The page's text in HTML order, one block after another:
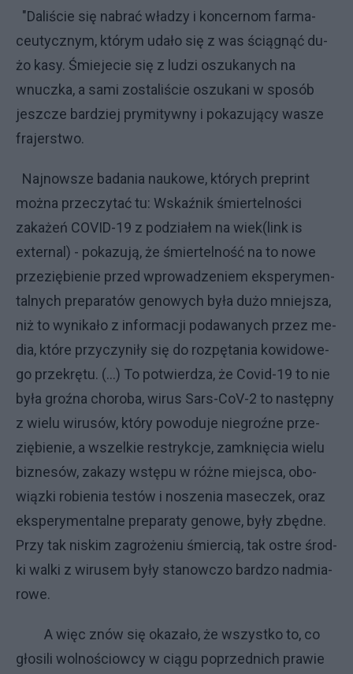
"Da­li­ście się na­brać wła­dzy i kon­cer­nom far­ma­
ceu­tycz­nym, któ­rym uda­ło się z was ścią­gnąć du­
żo ka­sy. Śmie­je­cie się z lu­dzi oszu­ka­ny­ch na
wnucz­ka, a sa­mi zo­sta­li­ście oszu­ka­ni w spo­sób
jesz­cze bar­dziej pry­mi­tyw­ny i po­ka­zu­ją­cy wa­sze
fra­jer­stwo.
Najnowsze badania naukowe, których preprint
można przeczytać tu: Wskaźnik śmiertelności
zakażeń COVID-19 z podziałem na wiek(link is
external) - pokazują, że śmier­tel­no­ść na to no­we
prze­zię­bie­nie przed wpro­wa­dze­niem eks­pe­ry­men­
tal­ny­ch pre­pa­ra­tów ge­no­wy­ch by­ła du­żo mniej­sza,
niż to wy­ni­ka­ło z in­for­ma­cji po­da­wa­ny­ch przez me­
dia, któ­re przy­czy­ni­ły się do roz­pę­ta­nia ko­wi­do­we­
go prze­krę­tu. (...) To po­twier­dza, że Co­vid-19 to nie
by­ła groź­na cho­ro­ba, wi­rus Sars-CoV-2 to na­stęp­ny
z wie­lu wi­ru­sów, któ­ry po­wo­du­je nie­groź­ne prze­
zię­bie­nie, a wszel­kie re­stryk­cje, za­mknię­cia wie­lu
biz­ne­sów, za­ka­zy wstę­pu w róż­ne miej­sca, obo­
wiąz­ki ro­bie­nia te­stów i no­sze­nia ma­se­czek, oraz
eks­pe­ry­men­tal­ne pre­pa­ra­ty ge­no­we, by­ły zbęd­ne.
Przy tak ni­skim za­gro­że­niu śmier­cią, tak ostre środ­
ki wal­ki z wi­ru­sem by­ły sta­now­czo bar­dzo nad­mia­
ro­we.
A więc znów się oka­za­ło, że wszyst­ko to, co
gło­si­li wol­no­ściow­cy w cią­gu po­przed­ni­ch pra­wie